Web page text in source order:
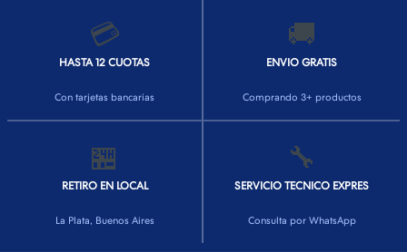
💳
HASTA 12 CUOTAS
Con tarjetas bancarias
🚚
ENVIO GRATIS
Comprando 3+ productos
🏪
RETIRO EN LOCAL
La Plata, Buenos Aires
🔧
SERVICIO TECNICO EXPRES
Consulta por WhatsApp